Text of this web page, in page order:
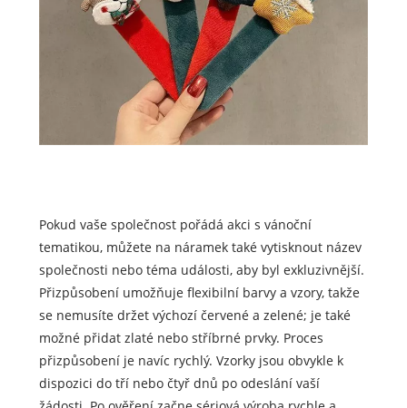
Pokud vaše společnost pořádá akci s vánoční
tematikou, můžete na náramek také vytisknout název
společnosti nebo téma události, aby byl exkluzivnější.
Přizpůsobení umožňuje flexibilní barvy a vzory, takže
se nemusíte držet výchozí červené a zelené; je také
možné přidat zlaté nebo stříbrné prvky. Proces
přizpůsobení je navíc rychlý. Vzorky jsou obvykle k
dispozici do tří nebo čtyř dnů po odeslání vaší